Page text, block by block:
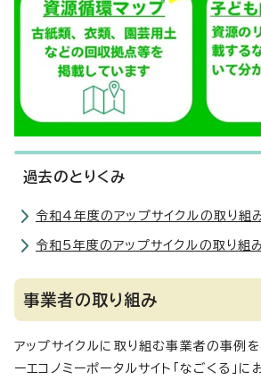
過去のとりくみ
令和4年度のアップサイクルの取り組
令和5年度のアップサイクルの取り組
事業者の取り組み
アップサイクルに取り組む事業者の事例
ーエコノミーポータルサイト「なごくる」